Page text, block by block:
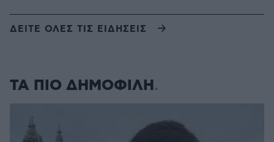
ΔΕΙΤΕ ΟΛΕΣ ΤΙΣ ΕΙΔΗΣΕΙΣ
ΤΑ ΠΙΟ ΔΗΜΟΦΙΛΗ